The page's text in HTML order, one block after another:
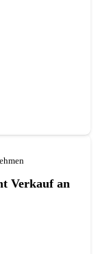
Verkauf an